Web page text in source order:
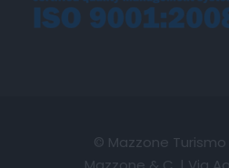
© Mazzone Turismo